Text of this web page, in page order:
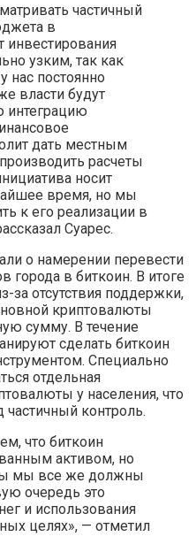
частичный
в
инвестирования
узким, так как
нас постоянно
власти будут
интеграцию
дать местным
расчеты
носит
время, но мы
к его реализации в
Суарес.
о намерении перевести
города в биткоин. В итоге
за отсутствия поддержки,
криптовалюты
сумму. В течение
сделать биткоин
Специально
отдельная
у населения, что
частичный контроль.
что биткоин
активом, но
мы все же должны
очередь это
и использования
целях», — отметил